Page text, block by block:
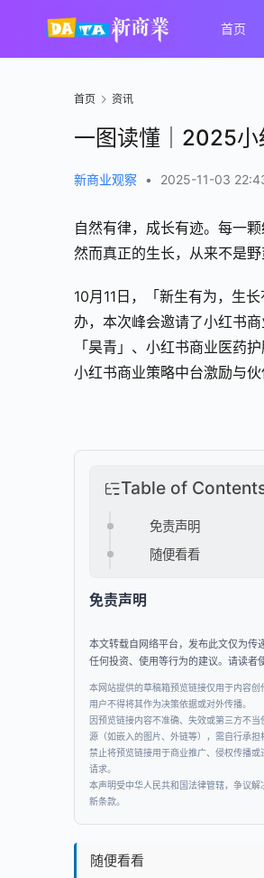
首页
首页 资讯
一图读懂｜2025小
新商业观察 • 2025-11-03
自然有律，成长有迹。每一
然而真正的生长，从来不是
10月11日，「新生有为，生
办，本次峰会邀请了小红书
「昊青」、小红书商业医药
小红书商业策略中台激励与
Table of
免责声明
随便看看
免责声明
本文转载自网络平台，发布此文仅为传
任何投资、使用等行为的建议。请读者
本网站提供的草稿箱预览链接仅用于内容
用户不得将其作为决策依据或对外传播。
因预览链接内容不准确、失效或第三方不
源（如嵌入的图片、外链等），需自行承担
禁止将预览链接用于商业推广、侵权传播
请求。
本声明受中华人民共和国法律管辖，争议
新条款。
随便看看